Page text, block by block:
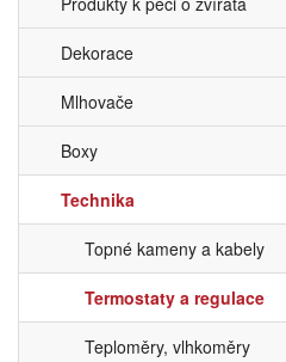
Dekorace
Mlhovače
Boxy
Technika
Topné kameny a kabely
Termostaty a regulace
Teploměry, vlhkoměry